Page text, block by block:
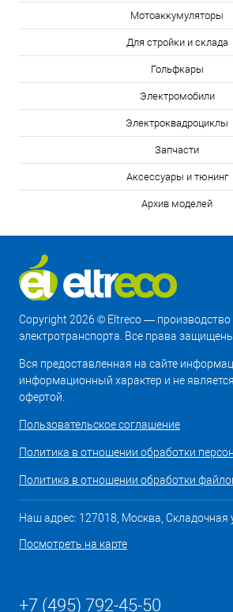
Мотоаккумуляторы
Для стройки и склада
Гольфкары
Электромобили
Электроквадроциклы
Запчасти
Аксессуары и тюнинг
Архив моделей
Copyright 2026 © Eltreco —
электротранспорта. Все права
Вся предоставленная на сайте
информационный характер и не
офертой.
Пользовательское соглашение
Политика в отношении обработки
Политика в отношении обработки
Наш адрес: 127018, Москва, Складочная
Посмотреть на карте
+7 (495) 792-45-50